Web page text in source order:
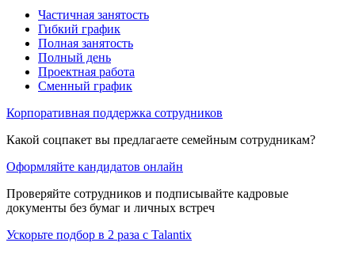
Частичная занятость
Гибкий график
Полная занятость
Полный день
Проектная работа
Сменный график
Корпоративная поддержка сотрудников
Какой соцпакет вы предлагаете семейным сотрудникам?
Оформляйте кандидатов онлайн
Проверяйте сотрудников и подписывайте кадровые
документы без бумаг и личных встреч
Ускорьте подбор в 2 раза с Talantix